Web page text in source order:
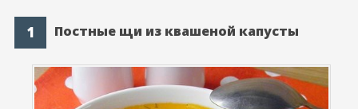
Постные щи из квашеной капусты